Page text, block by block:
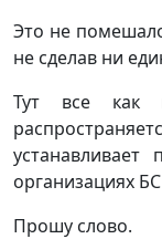
Это не
не сделав ни
Тут все как
организациях
Прошу слово.